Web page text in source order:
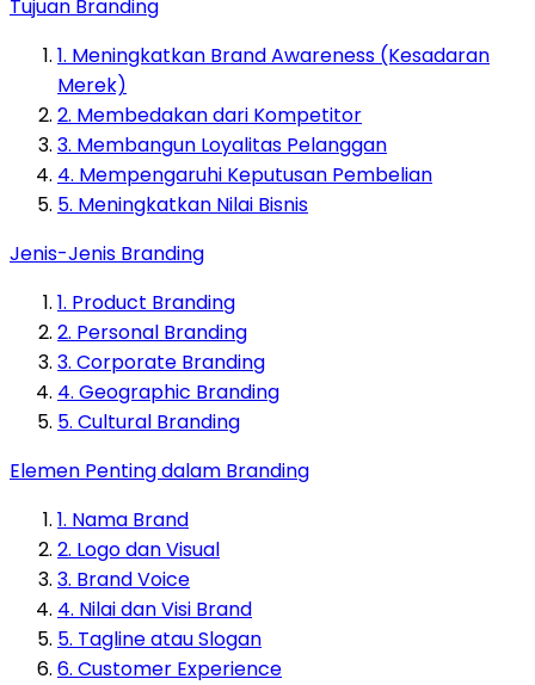
Tujuan Branding
1. Meningkatkan Brand Awareness (Kesadaran
Merek)
2. Membedakan dari Kompetitor
3. Membangun Loyalitas Pelanggan
4. Mempengaruhi Keputusan Pembelian
5. Meningkatkan Nilai Bisnis
Jenis-Jenis Branding
1. Product Branding
2. Personal Branding
3. Corporate Branding
4. Geographic Branding
5. Cultural Branding
Elemen Penting dalam Branding
1. Nama Brand
2. Logo dan Visual
3. Brand Voice
4. Nilai dan Visi Brand
5. Tagline atau Slogan
6. Customer Experience